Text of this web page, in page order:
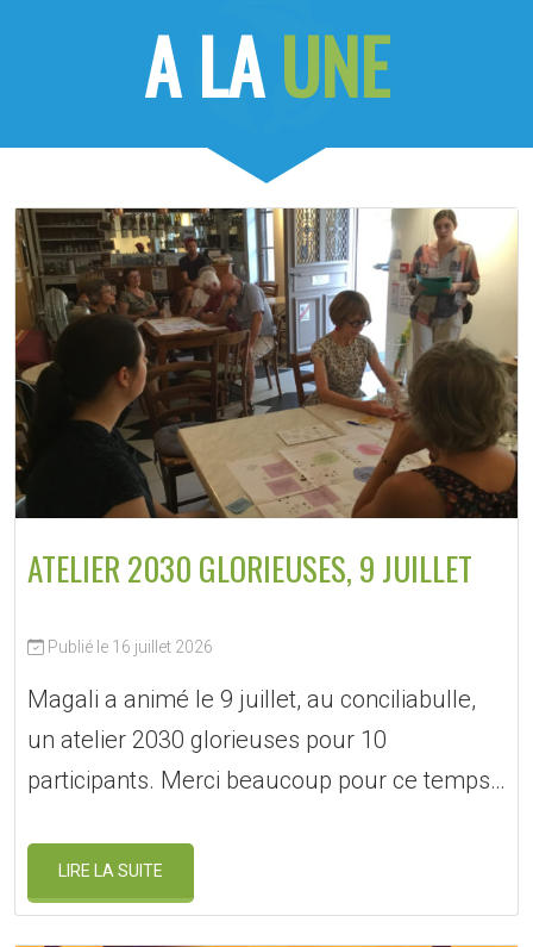
A LAUNE
ATELIER 2030 GLORIEUSES, 9 JUILLET
Publié le 16 juillet 2026
Magali a animé le 9 juillet, au conciliabulle,
un atelier 2030 glorieuses pour 10
participants. Merci beaucoup pour ce temps…
LIRE LA SUITE